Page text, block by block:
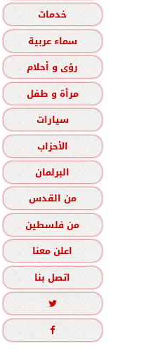
خدمات
سماء عربية
رؤى و أحلام
مرأة و طفل
سيارات
الأحزاب
البرلمان
من القدس
من فلسطين
اعلن معنا
اتصل بنا


جميع